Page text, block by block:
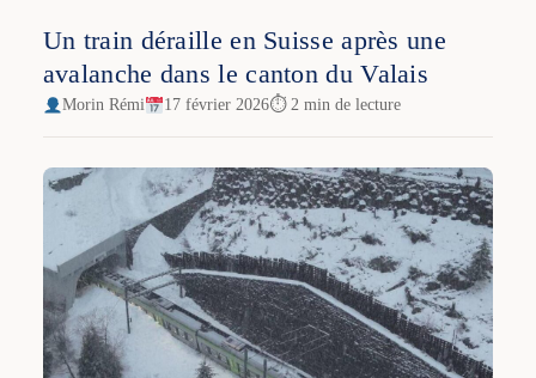
Un train déraille en Suisse après une
avalanche dans le canton du Valais
Morin Rémi 17 février 2026⏱ 2 min de lecture